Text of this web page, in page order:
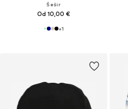
Šešir
Od 10,00 €
+1